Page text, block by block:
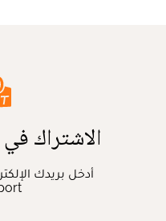
الاشتراك في
أدخل بريدك